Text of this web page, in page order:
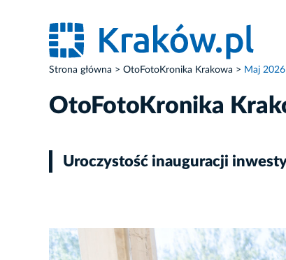
Strona główna OtoFotoKronika Krakowa Maj 2026
OtoFotoKronika
Uroczystość inauguracji